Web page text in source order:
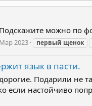
можно по
2023 первый щенок
язык в пасти.
Подарили не
если настойчиво